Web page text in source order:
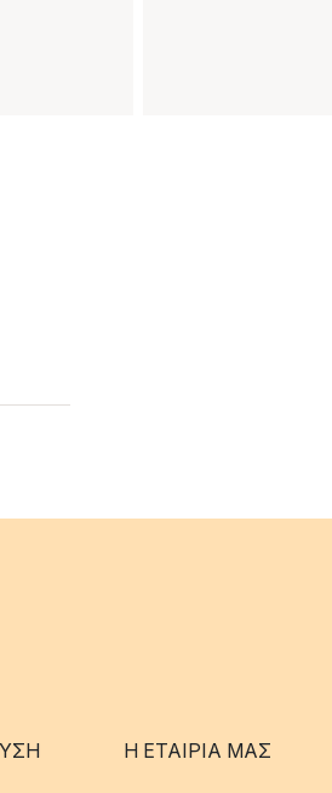
Η ΕΤΑΊΡΙΑ ΜΑΣ